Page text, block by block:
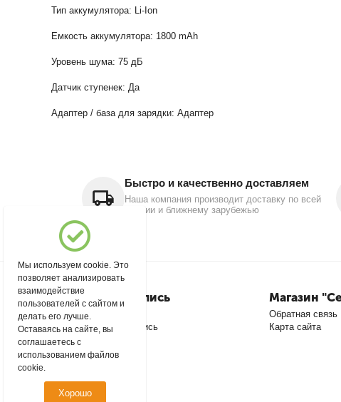
Тип аккумулятора: Li-Ion
Емкость аккумулятора: 1800 mAh
Уровень шума: 75 дБ
Датчик ступенек: Да
Адаптер / база для зарядки: Адаптер
Быстро и качественно доставляем
Наша компания производит доставку по всей
России и ближнему зарубежью
Моя учетная запись
Войти
Создать учетную запись
Магазин
Обратная связь
Карта сайта
Мы используем cookie. Это
позволяет анализировать
взаимодействие
пользователей с сайтом и
делать его лучше.
Оставаясь на сайте, вы
соглашаетесь с
использованием файлов
cookie.
Хорошо